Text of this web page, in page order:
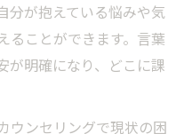
分が抱えている悩みや気
ることができます。言葉
が明確になり、どこに課
ウンセリングで現状の困